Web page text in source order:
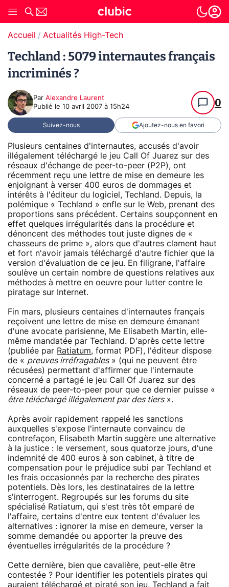
Accueil Actualités High-Tech
Techland : 5079 internautes français
incriminés ?
Par Alexandre Laurent
Publié le 10 avril 2007 à 15h24 0
Suivez-nous Ajoutez-nous en favori
Plusieurs centaines d'internautes, accusés d'avoir
illégalement téléchargé le jeu Call Of Juarez sur des
réseaux d'échange de peer-to-peer (P2P), ont
récemment reçu une lettre de mise en demeure les
enjoignant à verser 400 euros de dommages et
intérêts à l'éditeur du logiciel, Techland. Depuis, la
polémique « Techland » enfle sur le Web, prenant des
proportions sans précédent. Certains soupçonnent en
effet quelques irrégularités dans la procédure et
dénoncent des méthodes tout juste dignes de «
chasseurs de prime », alors que d'autres clament haut
et fort n'avoir jamais téléchargé d'autre fichier que la
version d'évaluation de ce jeu. En filigrane, l'affaire
soulève un certain nombre de questions relatives aux
méthodes à mettre en oeuvre pour lutter contre le
piratage sur Internet.
Fin mars, plusieurs centaines d'internautes français
reçoivent une lettre de mise en demeure émanant
d'une avocate parisienne, Me Elisabeth Martin, elle-
même mandatée par Techland. D'après cette lettre
(publiée par Ratiatum, format PDF), l'éditeur dispose
de « preuves irréfragables» (qui ne peuvent être
récusées) permettant d'affirmer que l'internaute
concerné a partagé le jeu Call Of Juarez sur des
réseaux de peer-to-peer pour que ce dernier puisse «
être téléchargé illégalement par des tiers».
Après avoir rapidement rappelé les sanctions
auxquelles s'expose l'internaute convaincu de
contrefaçon, Elisabeth Martin suggère une alternative
à la justice : le versement, sous quatorze jours, d'une
indemnité de 400 euros à son cabinet, à titre de
compensation pour le préjudice subi par Techland et
les frais occasionnés par la recherche des pirates
potentiels. Dès lors, les destinataires de la lettre
s'interrogent. Regroupés sur les forums du site
spécialisé Ratiatum, qui s'est très tôt emparé de
l'affaire, certains d'entre eux tentent d'évaluer les
alternatives : ignorer la mise en demeure, verser la
somme demandée ou apporter la preuve des
éventuelles irrégularités de la procédure ?
Cette dernière, bien que cavalière, peut-elle être
contestée ? Pour identifier les potentiels pirates qui
auraient téléchargé et piraté son jeu, Techland a fait